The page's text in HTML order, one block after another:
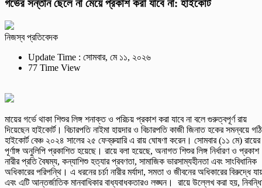
গর্ভের সন্তান ছেলে না মেয়ে প্রকাশ করা যাবে না: হাইকোর্ট
নিজস্ব প্রতিবেদক
Update Time : সোমবার, মে ১১, ২০২৬
77 Time View
মায়ের গর্ভে থাকা শিশুর লিঙ্গ শনাক্ত ও পরিচয় প্রকাশ করা যাবে না বলে গুরুত্বপূর্ণ রায়
দিয়েছেন হাইকোর্ট। বিচারপতি নাইমা হায়দার ও বিচারপতি কাজী জিনাত হকের সমন্বয়ে
হাইকোর্ট বেঞ্চ ২০২৪ সালের ২৫ ফেব্রুয়ারি এ রায় ঘোষণা করেন। সোমবার (১১ মে) রায়ের
পূর্ণাঙ্গ অনুলিপি প্রকাশিত হয়েছে। রায়ে বলা হয়েছে, অনাগত শিশুর লিঙ্গ নির্ধারণ ও প্রকাশ
নারীর প্রতি বৈষম্য, কন্যাশিশু হত্যার প্রবণতা, সামাজিক ভারসাম্যহীনতা এবং সাংবিধানিক
অধিকারের পরিপন্থি। এ ধরনের চর্চা নারীর মর্যাদা, সমতা ও জীবনের অধিকারের বিরুদ্ধে
এবং এটি আন্তর্জাতিক মানবাধিকার বাধ্যবাধকতারও লঙ্ঘন। রায়ে উল্লেখ করা হয়,